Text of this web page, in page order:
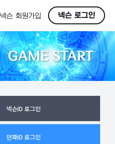
넥슨 회원가입 넥슨 로그인
GAME START
넥슨ID 로그인
던파ID 로그인